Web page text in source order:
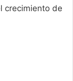
crecimiento de